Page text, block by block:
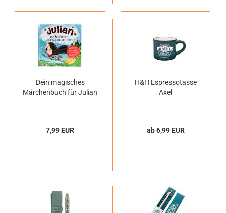
Dein magisches
Märchenbuch für Julian
7,99 EUR
H&H Espressotasse
Axel
ab 6,99 EUR